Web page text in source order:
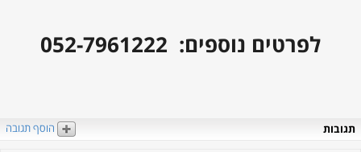
לפרטים נוספים: 052-7961222
תגובות הוסף תגובה